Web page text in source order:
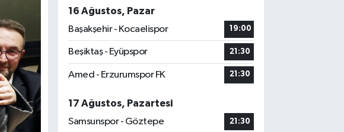
16 Ağustos, Pazar
Başakşehir - Kocaelispor
19:00
Beşiktaş - Eyüpspor 21:30
Amed - Erzurumspor FK 21:30
17 Ağustos, Pazartesi
Samsunspor - Göztepe
21:30